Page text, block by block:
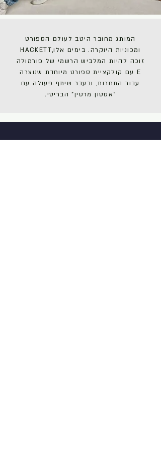
המותג מחובר היטב לעולם הספורט
ומכוניות היוקרה. בימים אלו,HACKETT
זוכה להיות המלביש הרשמי של פורמולה
E עם קולקציית ספורט מיוחדת שנוצרה
עבור התחרות, ובעבר שיתף פעולה עם
“אסטון מרטין” הבריטי.